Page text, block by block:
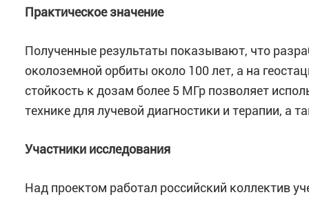
Практическое значение
Полученные результаты показывают, что
околоземной орбиты около 100 лет, а на
стойкость к дозам более 5 МГр позволяет
технике для лучевой диагностики и терапии, а
Участники исследования
Над проектом работал российский коллектив